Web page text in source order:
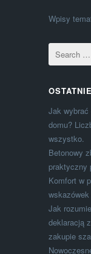
Wpisy
Jak wybrać
domu?
wszystko.
Betonowy
praktyczny
Komfort w
Jak
deklaracją
zakupie